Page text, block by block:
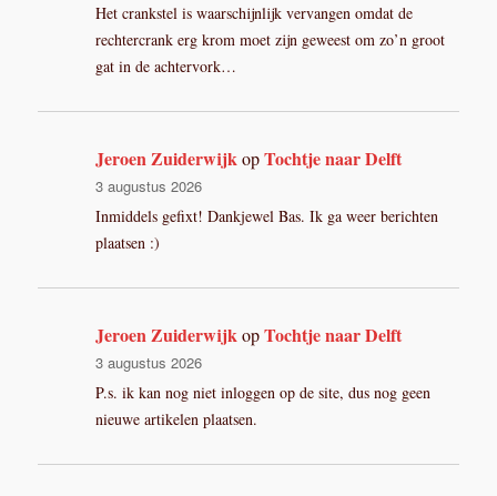
Het crankstel is waarschijnlijk vervangen omdat de
rechtercrank erg krom moet zijn geweest om zo’n groot
gat in de achtervork…
Jeroen Zuiderwijk opTochtje naar Delft
3 augustus 2026
Inmiddels gefixt! Dankjewel Bas. Ik ga weer berichten
plaatsen :)
Jeroen Zuiderwijk opTochtje naar Delft
3 augustus 2026
P.s. ik kan nog niet inloggen op de site, dus nog geen
nieuwe artikelen plaatsen.